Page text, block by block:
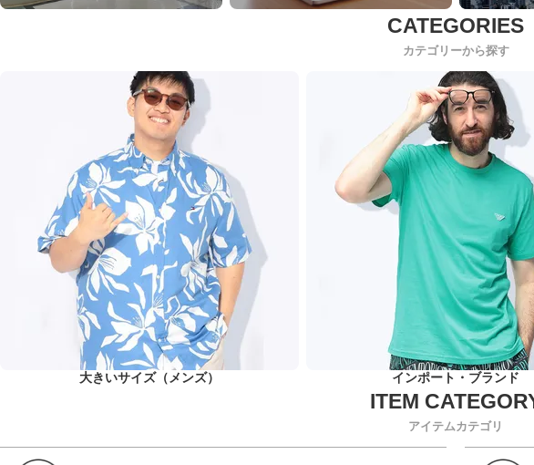
カテゴリーから探す
大きいサイズ（メンズ） インポート・ブランド
アイテムカテゴリ